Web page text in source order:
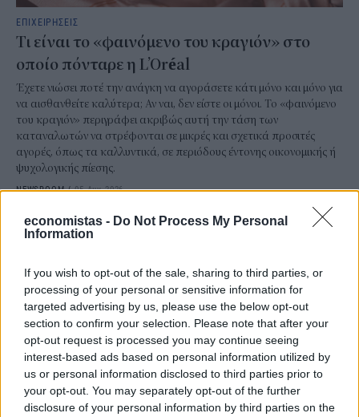
economistas - Do Not Process My Personal
Information
If you wish to opt-out of the sale, sharing to third parties, or
processing of your personal or sensitive information for
targeted advertising by us, please use the below opt-out
section to confirm your selection. Please note that after your
opt-out request is processed you may continue seeing
interest-based ads based on personal information utilized by
us or personal information disclosed to third parties prior to
your opt-out. You may separately opt-out of the further
disclosure of your personal information by third parties on the
ΕΠΙΧΕΙΡΗΣΕΙΣ
Τι είναι το «φαινόμενο του κραγιόν» στο
οποίο πόνταρε η L’Oréal
Έχετε νιώσει ποτέ την ανάγκη να αγοράσετε κάτι μόνο και μόνο για
να αισθανθείτε καλύτερα; Αν ναι, δεν είστε οι μόνοι. Το «φαινόμενο
του κραγιόν» περιγράφει ακριβώς αυτή την τάση των
καταναλωτών να στρέφονται σε μικρές και σχετικά προσιτές
αγορές, όπως τα καλλυντικά, σε περιόδους έντονης οικονομικής ή
ψυχολογικής πίεσης.
NEWSROOM/05 Αυγ 2026